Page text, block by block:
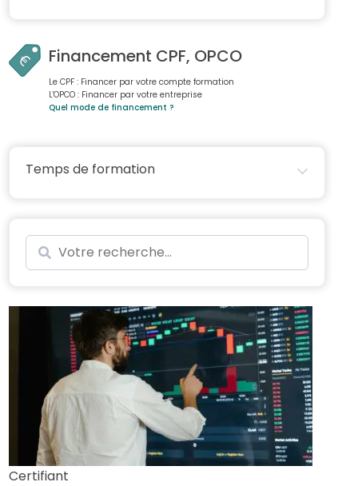
Financement CPF, OPCO
Le CPF : Financer par votre compte formation
L'OPCO : Financer par votre entreprise
Quel mode de financement ?
Temps de formation
Certifiant